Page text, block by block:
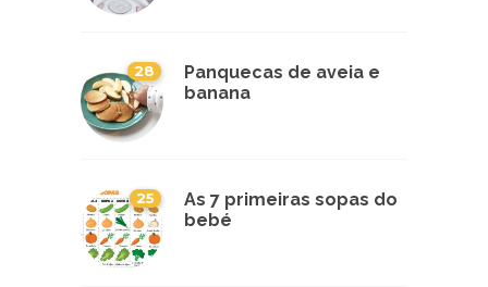
28
Panquecas de aveia e
banana
25
As 7 primeiras sopas do
bebé